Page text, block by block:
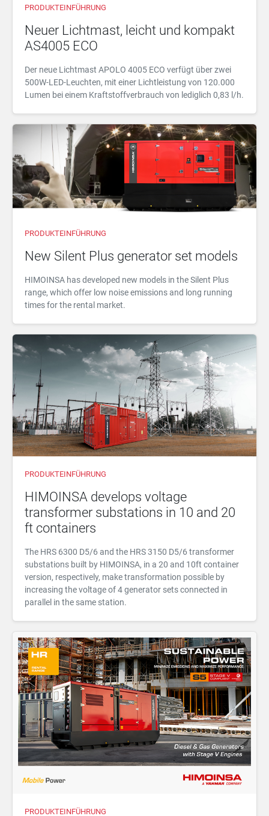
PRODUKTEINFÜHRUNG
Neuer Lichtmast, leicht und kompakt
AS4005 ECO
Der neue Lichtmast APOLO 4005 ECO verfügt über zwei
500W-LED-Leuchten, mit einer Lichtleistung von 120.000
Lumen bei einem Kraftstoffverbrauch von lediglich 0,83 l/h.
PRODUKTEINFÜHRUNG
New Silent Plus generator set models
HIMOINSA has developed new models in the Silent Plus
range, which offer low noise emissions and long running
times for the rental market.
PRODUKTEINFÜHRUNG
HIMOINSA develops voltage
transformer substations in 10 and 20
ft containers
The HRS 6300 D5/6 and the HRS 3150 D5/6 transformer
substations built by HIMOINSA, in a 20 and 10ft container
version, respectively, make transformation possible by
increasing the voltage of 4 generator sets connected in
parallel in the same station.
PRODUKTEINFÜHRUNG